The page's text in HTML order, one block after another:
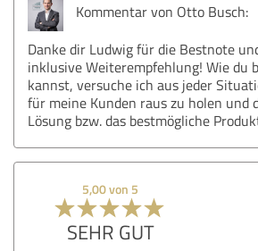
Kommentar von Otto Busch:
Danke dir Ludwig für die Bestnote
inklusive Weiterempfehlung! Wie du
kannst, versuche ich aus jeder
für meine Kunden raus zu holen und
Lösung bzw. das bestmögliche
5,00 von 5
SEHR GUT